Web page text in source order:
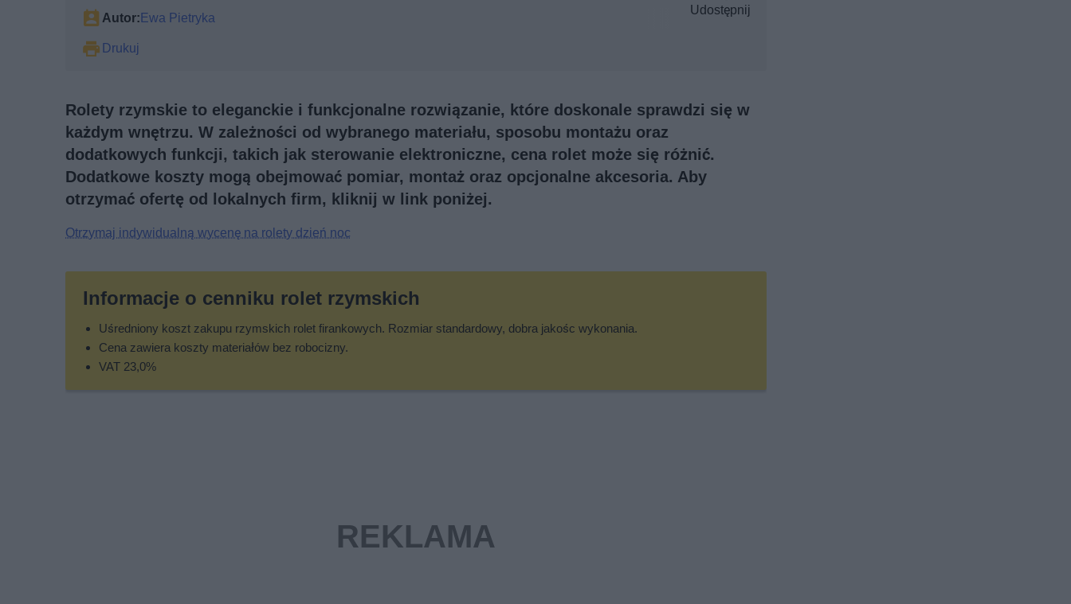
Autor:Ewa Pietryka
Drukuj
Udostępnij
Rolety rzymskie to eleganckie i funkcjonalne rozwiązanie, które doskonale sprawdzi się w
każdym wnętrzu. W zależności od wybranego materiału, sposobu montażu oraz
dodatkowych funkcji, takich jak sterowanie elektroniczne, cena rolet może się różnić.
Dodatkowe koszty mogą obejmować pomiar, montaż oraz opcjonalne akcesoria. Aby
otrzymać ofertę od lokalnych firm, kliknij w link poniżej.
Otrzymaj indywidualną wycenę na rolety dzień noc
Informacje o cenniku rolet rzymskich
Uśredniony koszt zakupu rzymskich rolet firankowych. Rozmiar standardowy, dobra jakośc wykonania.
Cena zawiera koszty materiałów bez robocizny.
VAT 23,0%